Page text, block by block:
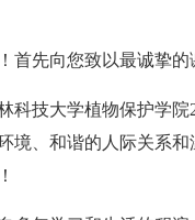
首先向您致以最诚挚
科技大学植物保护学
境、和谐的人际关系